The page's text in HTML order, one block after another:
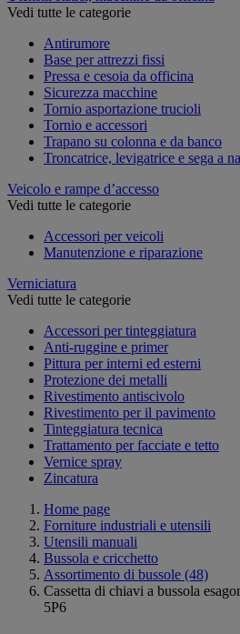
Vedi tutte le categorie
Antirumore
Base per attrezzi fissi
Pressa e cesoia da officina
Sicurezza macchine
Tornio asportazione trucioli
Tornio e accessori
Trapano su colonna e da banco
Troncatrice, levigatrice e sega a
Veicolo e rampe d’accesso
Vedi tutte le categorie
Accessori per veicoli
Manutenzione e riparazione
Verniciatura
Vedi tutte le categorie
Accessori per tinteggiatura
Anti-ruggine e primer
Pittura per interni ed esterni
Protezione dei metalli
Rivestimento antiscivolo
Rivestimento per il pavimento
Tinteggiatura tecnica
Trattamento per facciate e tetto
Vernice spray
Zincatura
Home page
Forniture industriali e utensili
Utensili manuali
Bussola e cricchetto
Assortimento di bussole (48)
Cassetta di chiavi a bussola
5P6